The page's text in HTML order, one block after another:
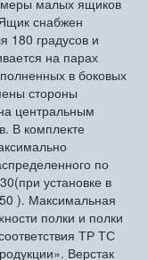
снабжен
180 градусов и
на парах
в боковых
стороны
центральным
В комплекте
по
установке в
). Максимальная
полки и полки
ТР ТС
Верстак